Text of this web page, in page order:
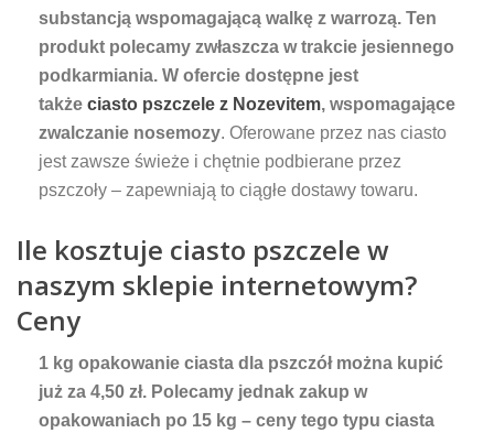
substancją wspomagającą walkę z warrozą. Ten
produkt polecamy zwłaszcza w trakcie jesiennego
podkarmiania. W ofercie dostępne jest
także ciasto pszczele z Nozevitem, wspomagające
zwalczanie nosemozy. Oferowane przez nas ciasto
jest zawsze świeże i chętnie podbierane przez
pszczoły – zapewniają to ciągłe dostawy towaru.
Ile kosztuje ciasto pszczele w
naszym sklepie internetowym?
Ceny
1 kg opakowanie ciasta dla pszczół można kupić
już za 4,50 zł. Polecamy jednak zakup w
opakowaniach po 15 kg – ceny tego typu ciasta